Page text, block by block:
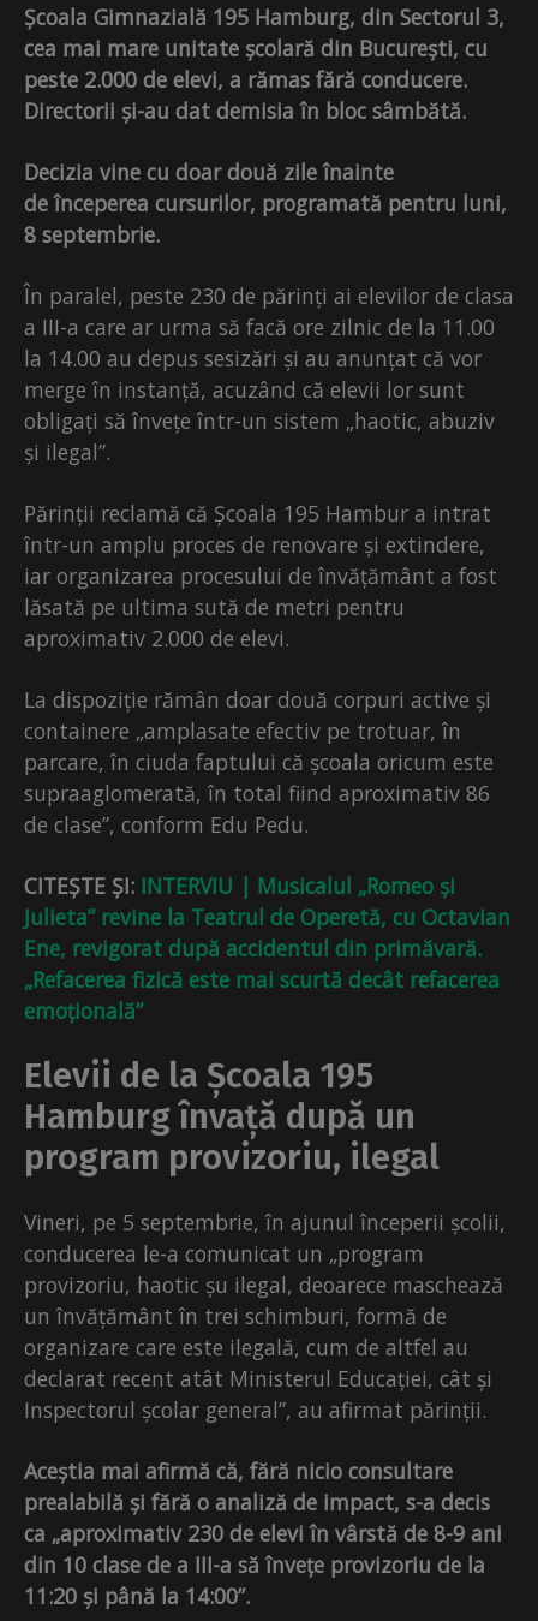
Școala Gimnazială 195 Hamburg, din Sectorul 3,
cea mai mare unitate școlară din București, cu
peste 2.000 de elevi, a rămas fără conducere.
Directorii și-au dat demisia în bloc sâmbătă.
Decizia vine cu doar două zile înainte
de începerea cursurilor, programată pentru luni,
8 septembrie.
În paralel, peste 230 de părinți ai elevilor de clasa
a III-a care ar urma să facă ore zilnic de la 11.00
la 14.00 au depus sesizări și au anunțat că vor
merge în instanță, acuzând că elevii lor sunt
obligați să învețe într-un sistem „haotic, abuziv
și ilegal”.
Părinții reclamă că Școala 195 Hambur a intrat
într-un amplu proces de renovare și extindere,
iar organizarea procesului de învățământ a fost
lăsată pe ultima sută de metri pentru
aproximativ 2.000 de elevi.
La dispoziție rămân doar două corpuri active și
containere „amplasate efectiv pe trotuar, în
parcare, în ciuda faptului că școala oricum este
supraaglomerată, în total fiind aproximativ 86
de clase”, conform Edu Pedu.
CITEȘTE ȘI: INTERVIU | Musicalul „Romeo și
Julieta” revine la Teatrul de Operetă, cu Octavian
Ene, revigorat după accidentul din primăvară.
„Refacerea fizică este mai scurtă decât refacerea
emoțională”
Elevii de la Școala 195
Hamburg învață după un
program provizoriu, ilegal
Vineri, pe 5 septembrie, în ajunul începerii școlii,
conducerea le-a comunicat un „program
provizoriu, haotic șu ilegal, deoarece maschează
un învățământ în trei schimburi, formă de
organizare care este ilegală, cum de altfel au
declarat recent atât Ministerul Educației, cât și
Inspectorul școlar general”, au afirmat părinții.
Aceștia mai afirmă că, fără nicio consultare
prealabilă și fără o analiză de impact, s-a decis
ca „aproximativ 230 de elevi în vârstă de 8-9 ani
din 10 clase de a III-a să învețe provizoriu de la
11:20 și până la 14:00”.